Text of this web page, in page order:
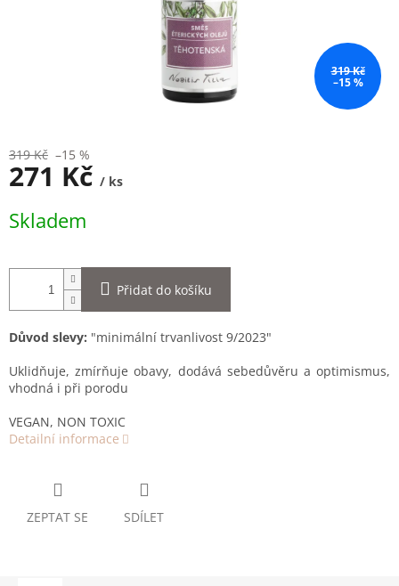
319 Kč
–15 %
319 Kč –15 %
271 Kč / ks
cena:
Skladem
Přidat do košíku
Důvod slevy: "minimální trvanlivost 9/2023"
Uklidňuje, zmírňuje obavy, dodává sebedůvěru a optimismus,
vhodná i při porodu
VEGAN, NON TOXIC
Detailní informace
ZEPTAT SE SDÍLET